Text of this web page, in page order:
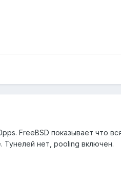
FreeBSD показывает что
Тунелей нет, pooling включен.